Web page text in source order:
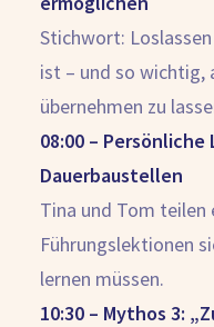
Stichwort:
ist – und so wichtig,
übernehmen zu
08:00 –
Dauerbaustellen
Tina und Tom teilen
Führungslektionen
lernen müssen.
10:30 – Mythos 3: